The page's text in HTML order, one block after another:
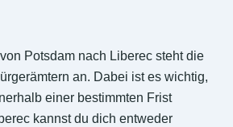
Potsdam nach Liberec steht die
an. Dabei ist es wichtig,
einer bestimmten Frist
kannst du dich entweder